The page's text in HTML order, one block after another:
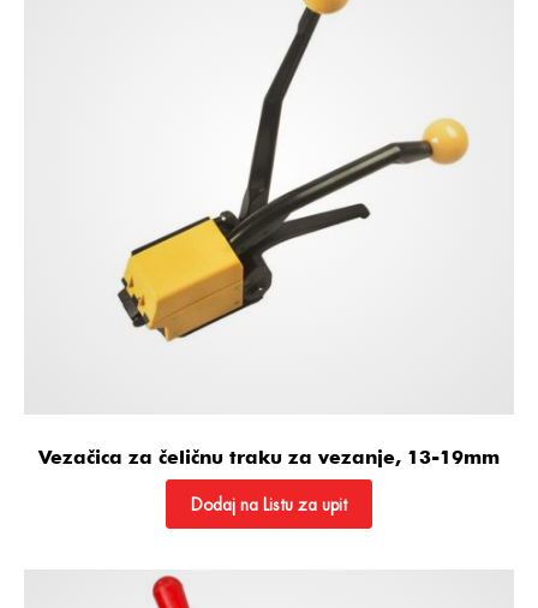
Vezačica za čeličnu traku za vezanje, 13-19mm
Dodaj na Listu za upit